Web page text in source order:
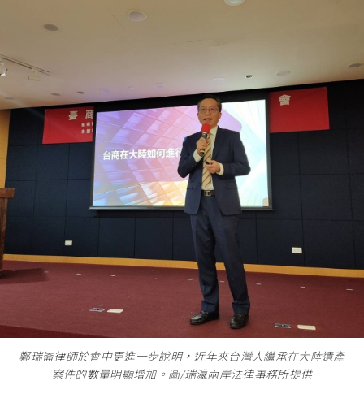
鄭瑞崙律師於會中更進一步說明，近年來台灣人繼承在大陸遺產
案件的數量明顯增加。圖/瑞瀛兩岸法律事務所提供